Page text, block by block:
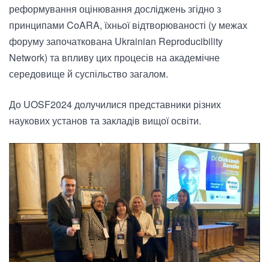
реформування оцінювання досліджень згідно з
принципами CoARA, їхньої відтворюваності (у межах
форуму започаткована Ukrainian Reproducibility
Network) та впливу цих процесів на академічне
середовище й суспільство загалом.
До UOSF2024 долучилися представники різних
наукових установ та закладів вищої освіти.